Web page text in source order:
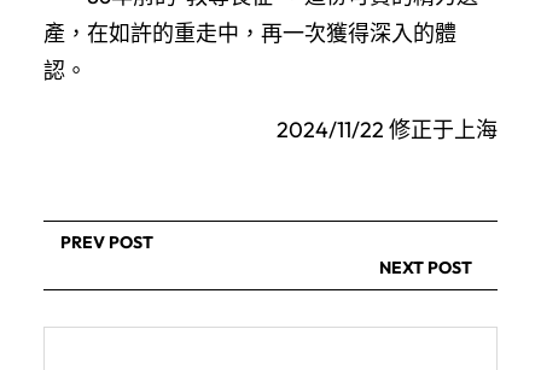
產，在如許的重走中，再一次獲得深入的體
認。
2024/11/22 修正于上海
PREV POST
NEXT POST